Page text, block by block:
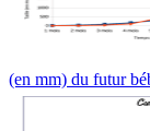
(en mm) du futur